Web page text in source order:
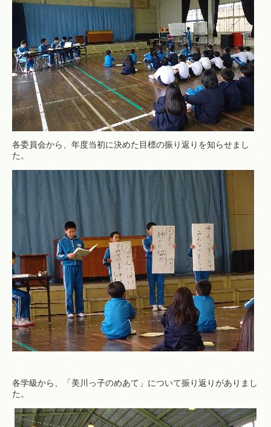
各委員会から、年度当初に決めた目標の振り返りを知らせまし
た。
各学級から、「美川っ子のめあて」について振り返りがありまし
た。